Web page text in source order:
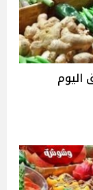
أسعار الخضراوات والفاكهة فى الأسواق‎‎ اليوم